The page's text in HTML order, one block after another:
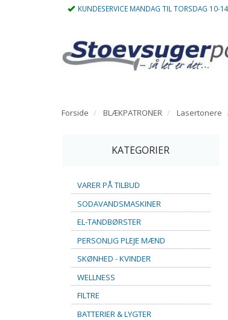
KUNDESERVICE MANDAG TIL TORSDAG
Forside BLÆKPATRONER Lasertonere
KATEGORIER
VARER PÅ TILBUD
SODAVANDSMASKINER
EL-TANDBØRSTER
PERSONLIG PLEJE MÆND
SKØNHED - KVINDER
WELLNESS
FILTRE
BATTERIER & LYGTER